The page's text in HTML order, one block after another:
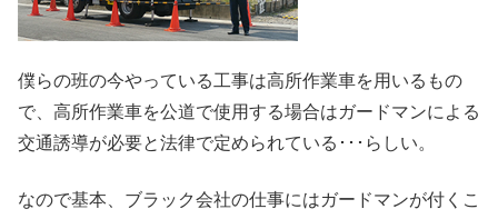
僕らの班の今やっている工事は高所作業車を用いるもの
で、高所作業車を公道で使用する場合はガードマンによる
交通誘導が必要と法律で定められている･･･らしい。
なので基本、ブラック会社の仕事にはガードマンが付くこ